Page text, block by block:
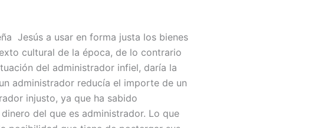
Jesús a usar en forma justa los bienes
cultural de la época, de lo contrario
del administrador infiel, daría la
administrador reducía el importe de un
injusto, ya que ha sabido
del que es administrador. Lo que